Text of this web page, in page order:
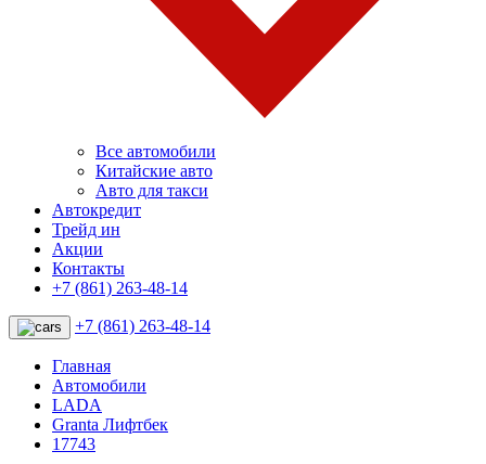
Все автомобили
Китайские авто
Авто для такси
Автокредит
Трейд ин
Акции
Контакты
+7 (861) 263-48-14
+7 (861) 263-48-14
Главная
Автомобили
LADA
Granta Лифтбек
17743